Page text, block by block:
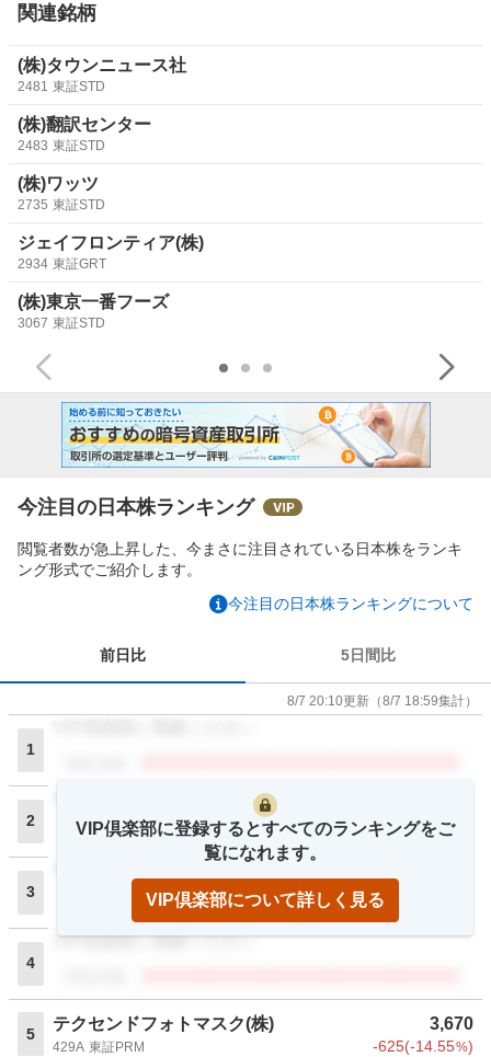
関連銘柄
(株)タウンニュース社
2481 東証STD
(株)翻訳センター
2483 東証STD
(株)ワッツ
2735 東証STD
ジェイフロンティア(株)
2934 東証GRT
(株)東京一番フーズ
3067 東証STD
今注目の日本株ランキング
閲覧者数が急上昇した、今まさに注目されている日本株をランキ
ング形式でご紹介します。
今注目の日本株ランキングについて
前日比 5日間比
8/7 20:10更新 （8/7 18:59集計）
1
2
VIP倶楽部に登録ください
閲覧者数
3
4
VIP倶楽部に登録ください
5
テクセンドフォトマスク(株) 3,670
429A 東証PRM -625(-14.55%)
VIP倶楽部に登録するとすべてのランキングをご
覧になれます。
VIP倶楽部について詳しく見る